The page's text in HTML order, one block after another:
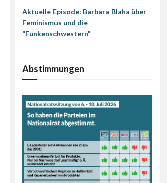
Aktuelle Episode: Barbara Blaha über
Feminismus und die
"Funkenschwestern"
Abstimmungen